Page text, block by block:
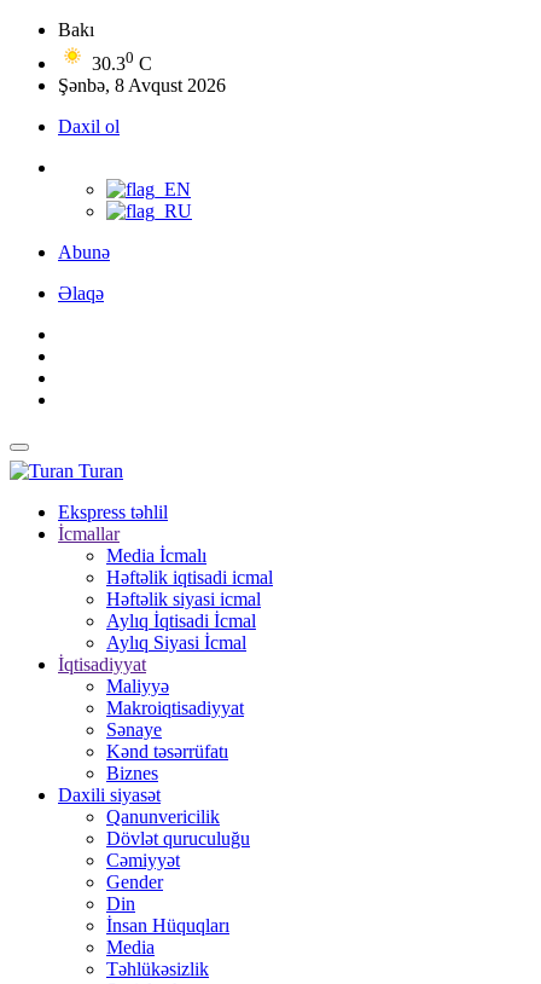
Bakı
30.30 C
Şənbə, 8 Avqust 2026
Daxil ol
Abunə
Əlaqə
Turan
Ekspress təhlil
İcmallar
Media İcmalı
Həftəlik iqtisadi icmal
Həftəlik siyasi icmal
Aylıq İqtisadi İcmal
Aylıq Siyasi İcmal
İqtisadiyyat
Maliyyə
Makroiqtisadiyyat
Sənaye
Kənd təsərrüfatı
Biznes
Daxili siyasət
Qanunvericilik
Dövlət quruculuğu
Cəmiyyət
Gender
Din
İnsan Hüquqları
Media
Təhlükəsizlik